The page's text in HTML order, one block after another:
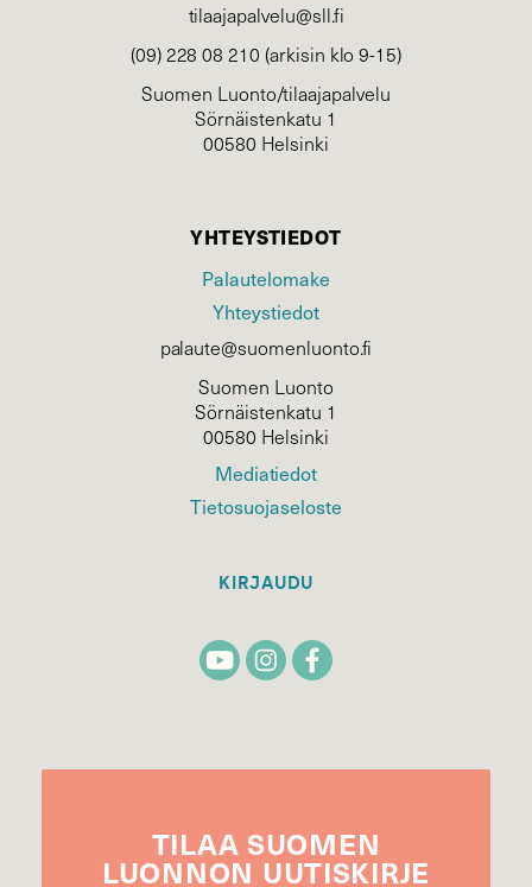
tilaajapalvelu@sll.fi
(09) 228 08 210 (arkisin klo 9-15)
Suomen Luonto/tilaajapalvelu
Sörnäistenkatu 1
00580 Helsinki
YHTEYSTIEDOT
Palautelomake
Yhteystiedot
palaute@suomenluonto.fi
Suomen Luonto
Sörnäistenkatu 1
00580 Helsinki
Mediatiedot
Tietosuojaseloste
KIRJAUDU
TILAA SUOMEN
LUONNON UUTIS­KIRJE